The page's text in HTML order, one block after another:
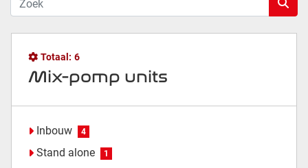
Totaal: 6
Mix-pomp units
Inbouw 4
Stand alone 1